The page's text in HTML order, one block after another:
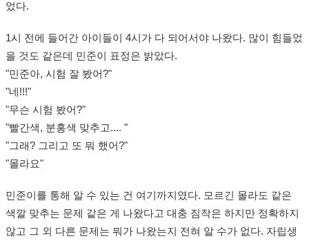
었다.
1시 전에 들어간 아이들이 4시가 다 되어서야 나왔다. 많이 힘들었
을 것도 같은데 민준이 표정은 밝았다.
"민준아, 시험 잘 봤어?"
"네!!!"
"무슨 시험 봤어?"
"빨간색, 분홍색 맞추고.... "
"그래? 그리고 또 뭐 했어?"
"몰라요"
민준이를 통해 알 수 있는 건 여기까지였다. 모르긴 몰라도 같은
색깔 맞추는 문제 같은 게 나왔다고 대충 짐작은 하지만 정확하지
않고 그 외 다른 문제는 뭐가 나왔는지 전혀 알 수가 없다. 자립생